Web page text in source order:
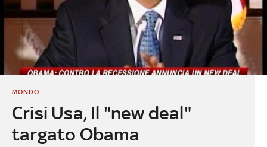
Crisi Usa, Il "new deal"
targato Obama
MONDO